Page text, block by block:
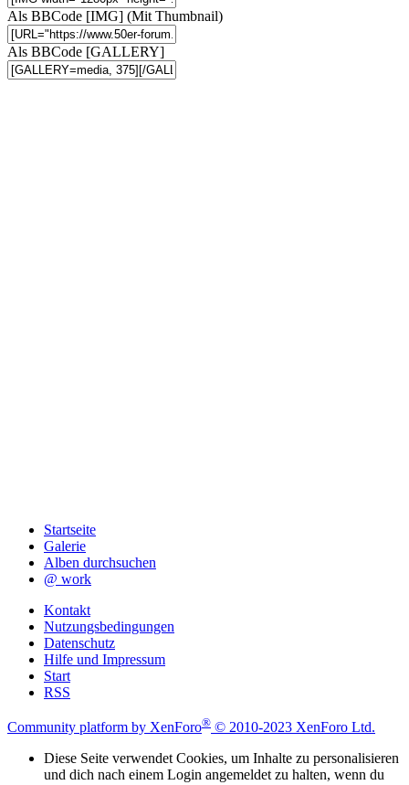
Als BBCode [IMG] (Mit Thumbnail)
Als BBCode [GALLERY]
Startseite
Galerie
Alben durchsuchen
@ work
Kontakt
Nutzungsbedingungen
Datenschutz
Hilfe und Impressum
Start
RSS
Community platform by XenForo® © 2010-2023 XenForo Ltd.
Diese Seite verwendet Cookies, um Inhalte zu personalisieren
und dich nach einem Login angemeldet zu halten, wenn du